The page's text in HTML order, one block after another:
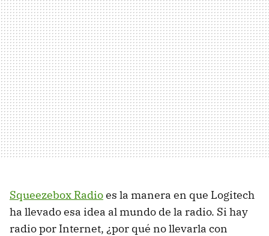
Squeezebox Radioes la manera en que Logitech
ha llevado esa idea al mundo de la radio. Si hay
radio por Internet, ¿por qué no llevarla con